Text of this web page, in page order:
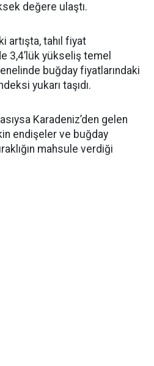
değere ulaştı.
artışta, tahıl fiyat
3,4’lük yükseliş temel
buğday fiyatlarındaki
yukarı taşıdı.
Karadeniz’den gelen
endişeler ve buğday
mahsule verdiği